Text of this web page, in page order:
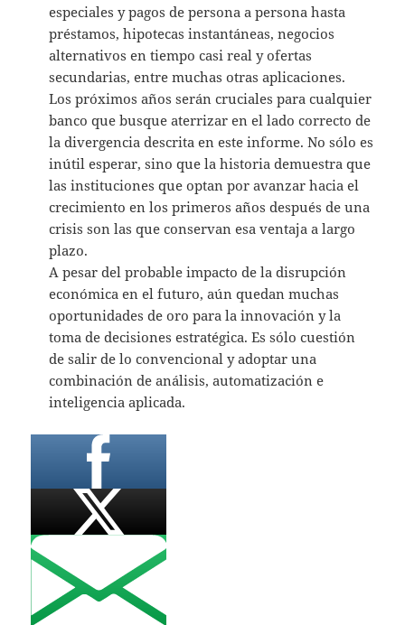
especiales y pagos de persona a persona hasta
préstamos, hipotecas instantáneas, negocios
alternativos en tiempo casi real y ofertas
secundarias, entre muchas otras aplicaciones.
Los próximos años serán cruciales para cualquier
banco que busque aterrizar en el lado correcto de
la divergencia descrita en este informe. No sólo es
inútil esperar, sino que la historia demuestra que
las instituciones que optan por avanzar hacia el
crecimiento en los primeros años después de una
crisis son las que conservan esa ventaja a largo
plazo.
A pesar del probable impacto de la disrupción
económica en el futuro, aún quedan muchas
oportunidades de oro para la innovación y la
toma de decisiones estratégica. Es sólo cuestión
de salir de lo convencional y adoptar una
combinación de análisis, automatización e
inteligencia aplicada.